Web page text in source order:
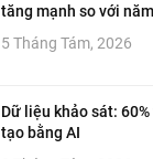
tăng mạnh so với
5 Tháng Tám, 2026
Dữ liệu khảo sát:
tạo bằng AI